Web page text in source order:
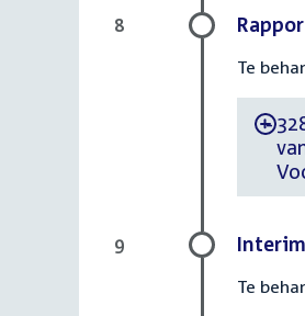
Te
-
8
Te
9